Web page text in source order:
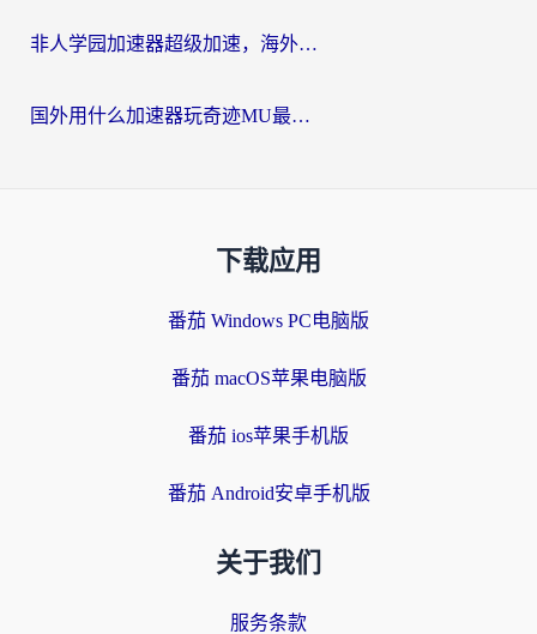
非人学园加速器超级加速，海外玩家重返国服的通行证
国外用什么加速器玩奇迹MU最好？2026海外玩家国服游戏加速全攻略
下载应用
番茄 Windows PC电脑版
番茄 macOS苹果电脑版
番茄 ios苹果手机版
番茄 Android安卓手机版
关于我们
服务条款